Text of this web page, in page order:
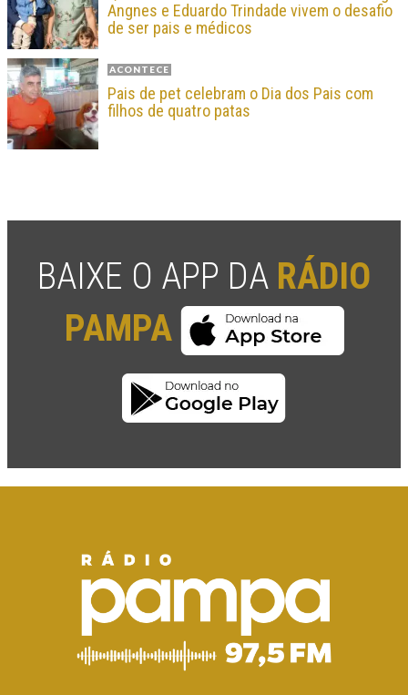
Angnes e Eduardo Trindade vivem o desafio
de ser pais e médicos
ACONTECE
Pais de pet celebram o Dia dos Pais com
filhos de quatro patas
BAIXE O APP DA RÁDIO
PAMPA